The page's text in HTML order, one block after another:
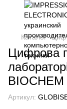
Каталог
Цифрова
BIOCHEM
Артикул: